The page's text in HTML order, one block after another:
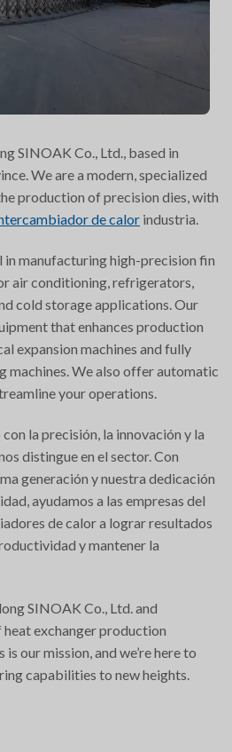
SINOAK Co., Ltd., based in
We are a modern, specialized
production of precision dies, with
de calor industria.
manufacturing high-precision fin
air conditioning, refrigerators,
cold storage applications. Our
that enhances production
expansion machines and fully
machines. We also offer automatic
your operations.
la precisión, la innovación y la
distingue en el sector. Con
generación y nuestra dedicación
ayudamos a las empresas del
de calor a lograr resultados
y mantener la
SINOAK Co., Ltd. and
exchanger production
our mission, and we’re here to
capabilities to new heights.